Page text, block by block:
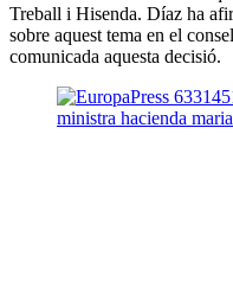
Treball i Hisenda. Díaz ha
sobre aquest tema en el
comunicada aquesta decisió.